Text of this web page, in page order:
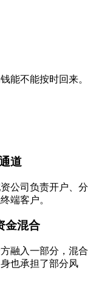
能不能按时回来。
道
公司负责开户、分
端客户。
金混合
融入一部分，混合
也承担了部分风